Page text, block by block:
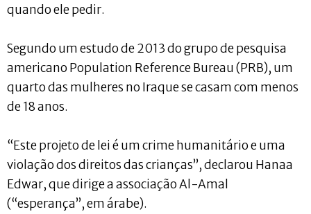
quando ele pedir.
Segundo um estudo de 2013 do grupo de pesquisa
americano Population Reference Bureau (PRB), um
quarto das mulheres no Iraque se casam com menos
de 18 anos.
“Este projeto de lei é um crime humanitário e uma
violação dos direitos das crianças”, declarou Hanaa
Edwar, que dirige a associação Al-Amal
(“esperança”, em árabe).